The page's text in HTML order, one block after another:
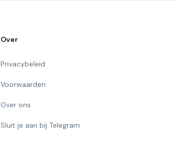
Over
Privacybeleid
Voorwaarden
Over ons
Sluit je aan bij Telegram